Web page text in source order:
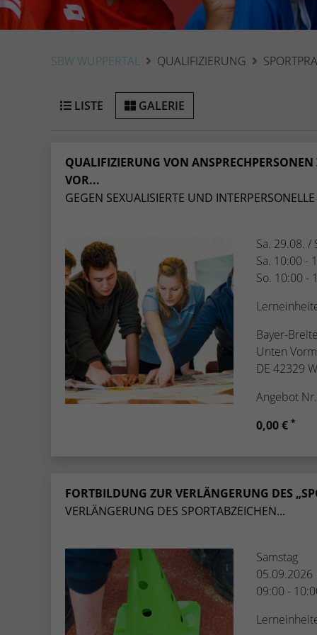
SBW WUPPERTAL QUALIFIZIERUNG
LISTE GALERIE
QUALIFIZIERUNG VON ANSPRECHPERSONEN
VOR...
GEGEN SEXUALISIERTE UND
Sa. 29.08. /
Sa. 10:00 -
So. 10:00 -
Bayer-
Unten
DE 42329
Angebot
0,00 € *
FORTBILDUNG ZUR VERLÄNGERUNG DES
VERLÄNGERUNG DES SPORTABZEICHEN...
Samstag
05.09.2026
09:00 -